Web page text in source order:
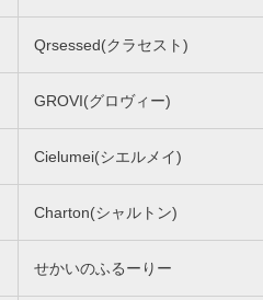
Qrsessed(クラセスト)
GROVI(グロヴィー)
Cielumei(シエルメイ)
Charton(シャルトン)
せかいのふるーりー